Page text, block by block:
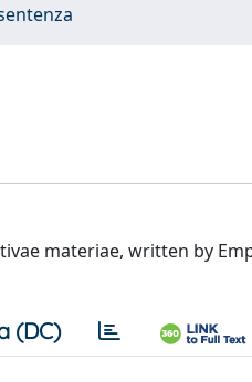
materiae, written by
(DC)